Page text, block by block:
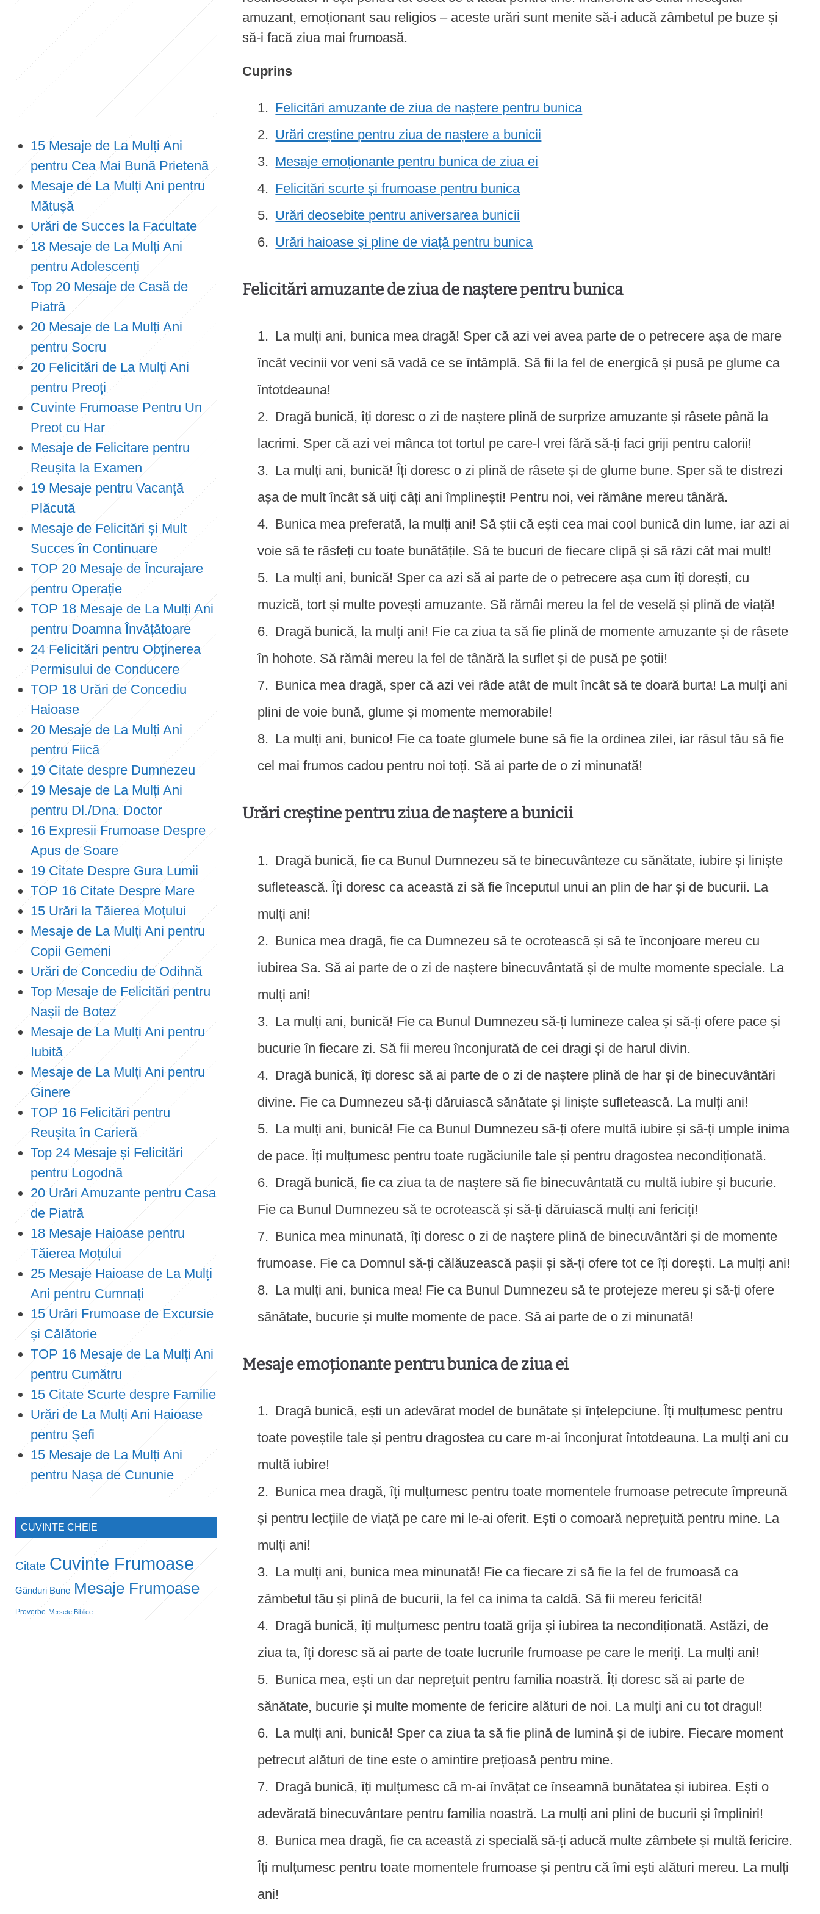
amuzant, emoționant sau religios – aceste urări sunt menite să-i aducă zâmbetul pe buze și
să-i facă ziua mai frumoasă.
Cuprins
Felicitări amuzante de ziua de naștere pentru bunica
Urări creștine pentru ziua de naștere a bunicii
Mesaje emoționante pentru bunica de ziua ei
Felicitări scurte și frumoase pentru bunica
Urări deosebite pentru aniversarea bunicii
Urări haioase și pline de viață pentru bunica
Felicitări amuzante de ziua de naștere pentru bunica
La mulți ani, bunica mea dragă! Sper că azi vei avea parte de o petrecere așa de mare
încât vecinii vor veni să vadă ce se întâmplă. Să fii la fel de energică și pusă pe glume ca
întotdeauna!
Dragă bunică, îți doresc o zi de naștere plină de surprize amuzante și râsete până la
lacrimi. Sper că azi vei mânca tot tortul pe care-l vrei fără să-ți faci griji pentru calorii!
La mulți ani, bunică! Îți doresc o zi plină de râsete și de glume bune. Sper să te distrezi
așa de mult încât să uiți câți ani împlinești! Pentru noi, vei rămâne mereu tânără.
Bunica mea preferată, la mulți ani! Să știi că ești cea mai cool bunică din lume, iar azi ai
voie să te răsfeți cu toate bunătățile. Să te bucuri de fiecare clipă și să râzi cât mai mult!
La mulți ani, bunică! Sper ca azi să ai parte de o petrecere așa cum îți dorești, cu
muzică, tort și multe povești amuzante. Să rămâi mereu la fel de veselă și plină de viață!
Dragă bunică, la mulți ani! Fie ca ziua ta să fie plină de momente amuzante și de râsete
în hohote. Să rămâi mereu la fel de tânără la suflet și de pusă pe șotii!
Bunica mea dragă, sper că azi vei râde atât de mult încât să te doară burta! La mulți ani
plini de voie bună, glume și momente memorabile!
La mulți ani, bunico! Fie ca toate glumele bune să fie la ordinea zilei, iar râsul tău să fie
cel mai frumos cadou pentru noi toți. Să ai parte de o zi minunată!
Urări creștine pentru ziua de naștere a bunicii
Dragă bunică, fie ca Bunul Dumnezeu să te binecuvânteze cu sănătate, iubire și liniște
sufletească. Îți doresc ca această zi să fie începutul unui an plin de har și de bucurii. La
mulți ani!
Bunica mea dragă, fie ca Dumnezeu să te ocrotească și să te înconjoare mereu cu
iubirea Sa. Să ai parte de o zi de naștere binecuvântată și de multe momente speciale. La
mulți ani!
La mulți ani, bunică! Fie ca Bunul Dumnezeu să-ți lumineze calea și să-ți ofere pace și
bucurie în fiecare zi. Să fii mereu înconjurată de cei dragi și de harul divin.
Dragă bunică, îți doresc să ai parte de o zi de naștere plină de har și de binecuvântări
divine. Fie ca Dumnezeu să-ți dăruiască sănătate și liniște sufletească. La mulți ani!
La mulți ani, bunică! Fie ca Bunul Dumnezeu să-ți ofere multă iubire și să-ți umple inima
de pace. Îți mulțumesc pentru toate rugăciunile tale și pentru dragostea necondiționată.
Dragă bunică, fie ca ziua ta de naștere să fie binecuvântată cu multă iubire și bucurie.
Fie ca Bunul Dumnezeu să te ocrotească și să-ți dăruiască mulți ani fericiți!
Bunica mea minunată, îți doresc o zi de naștere plină de binecuvântări și de momente
frumoase. Fie ca Domnul să-ți călăuzească pașii și să-ți ofere tot ce îți dorești. La mulți ani!
La mulți ani, bunica mea! Fie ca Bunul Dumnezeu să te protejeze mereu și să-ți ofere
sănătate, bucurie și multe momente de pace. Să ai parte de o zi minunată!
Mesaje emoționante pentru bunica de ziua ei
Dragă bunică, ești un adevărat model de bunătate și înțelepciune. Îți mulțumesc pentru
toate poveștile tale și pentru dragostea cu care m-ai înconjurat întotdeauna. La mulți ani cu
multă iubire!
Bunica mea dragă, îți mulțumesc pentru toate momentele frumoase petrecute împreună
și pentru lecțiile de viață pe care mi le-ai oferit. Ești o comoară neprețuită pentru mine. La
mulți ani!
La mulți ani, bunica mea minunată! Fie ca fiecare zi să fie la fel de frumoasă ca
zâmbetul tău și plină de bucurii, la fel ca inima ta caldă. Să fii mereu fericită!
Dragă bunică, îți mulțumesc pentru toată grija și iubirea ta necondiționată. Astăzi, de
ziua ta, îți doresc să ai parte de toate lucrurile frumoase pe care le meriți. La mulți ani!
Bunica mea, ești un dar neprețuit pentru familia noastră. Îți doresc să ai parte de
sănătate, bucurie și multe momente de fericire alături de noi. La mulți ani cu tot dragul!
La mulți ani, bunică! Sper ca ziua ta să fie plină de lumină și de iubire. Fiecare moment
petrecut alături de tine este o amintire prețioasă pentru mine.
Dragă bunică, îți mulțumesc că m-ai învățat ce înseamnă bunătatea și iubirea. Ești o
adevărată binecuvântare pentru familia noastră. La mulți ani plini de bucurii și împliniri!
Bunica mea dragă, fie ca această zi specială să-ți aducă multe zâmbete și multă fericire.
Îți mulțumesc pentru toate momentele frumoase și pentru că îmi ești alături mereu. La mulți
ani!
15 Mesaje de La Mulți Ani
pentru Cea Mai Bună Prietenă
Mesaje de La Mulți Ani pentru
Mătușă
Urări de Succes la Facultate
18 Mesaje de La Mulți Ani
pentru Adolescenți
Top 20 Mesaje de Casă de
Piatră
20 Mesaje de La Mulți Ani
pentru Socru
20 Felicitări de La Mulți Ani
pentru Preoți
Cuvinte Frumoase Pentru Un
Preot cu Har
Mesaje de Felicitare pentru
Reușita la Examen
19 Mesaje pentru Vacanță
Plăcută
Mesaje de Felicitări și Mult
Succes în Continuare
TOP 20 Mesaje de Încurajare
pentru Operație
TOP 18 Mesaje de La Mulți Ani
pentru Doamna Învățătoare
24 Felicitări pentru Obținerea
Permisului de Conducere
TOP 18 Urări de Concediu
Haioase
20 Mesaje de La Mulți Ani
pentru Fiică
19 Citate despre Dumnezeu
19 Mesaje de La Mulți Ani
pentru Dl./Dna. Doctor
16 Expresii Frumoase Despre
Apus de Soare
19 Citate Despre Gura Lumii
TOP 16 Citate Despre Mare
15 Urări la Tăierea Moțului
Mesaje de La Mulți Ani pentru
Copii Gemeni
Urări de Concediu de Odihnă
Top Mesaje de Felicitări pentru
Nașii de Botez
Mesaje de La Mulți Ani pentru
Iubită
Mesaje de La Mulți Ani pentru
Ginere
TOP 16 Felicitări pentru
Reușita în Carieră
Top 24 Mesaje și Felicitări
pentru Logodnă
20 Urări Amuzante pentru Casa
de Piatră
18 Mesaje Haioase pentru
Tăierea Moțului
25 Mesaje Haioase de La Mulți
Ani pentru Cumnați
15 Urări Frumoase de Excursie
și Călătorie
TOP 16 Mesaje de La Mulți Ani
pentru Cumătru
15 Citate Scurte despre Familie
Urări de La Mulți Ani Haioase
pentru Șefi
15 Mesaje de La Mulți Ani
pentru Nașa de Cununie
CUVINTE CHEIE
Citate Cuvinte Frumoase
Gânduri Bune Mesaje Frumoase
Proverbe Versete Biblice